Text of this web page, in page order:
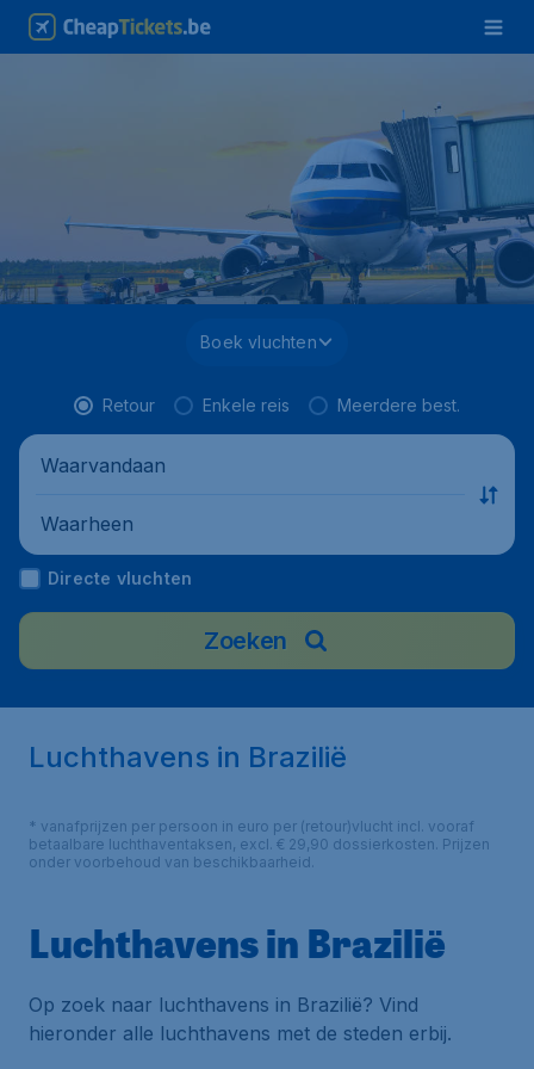
Boek vluchten
Retour Enkele reis Meerdere best.
Waarvandaan
Waarheen
Directe vluchten
Zoeken
Luchthavens in Brazilië
* vanafprijzen per persoon in euro per (retour)vlucht incl. vooraf
betaalbare luchthaventaksen, excl. € 29,90 dossierkosten. Prijzen
onder voorbehoud van beschikbaarheid.
Luchthavens in Brazilië
Op zoek naar luchthavens in Brazilië? Vind
hieronder alle luchthavens met de steden erbij.